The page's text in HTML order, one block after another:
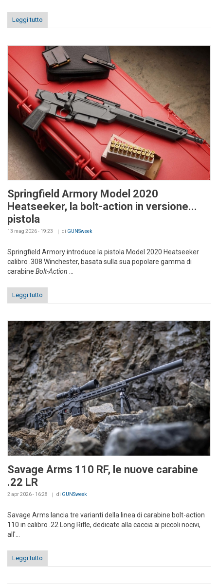
Leggi tutto
Springfield Armory Model 2020
Heatseeker, la bolt-action in versione...
pistola
13 mag 2026 - 19:23 di GUNSweek
Springfield Armory introduce la pistola Model 2020 Heatseeker
calibro .308 Winchester, basata sulla sua popolare gamma di
carabine Bolt-Action
Leggi tutto
Savage Arms 110 RF, le nuove carabine
.22 LR
2 apr 2026 - 16:28 di GUNSweek
Savage Arms lancia tre varianti della linea di carabine bolt-action
110 in calibro .22 Long Rifle, dedicate alla caccia ai piccoli nocivi,
all'...
Leggi tutto